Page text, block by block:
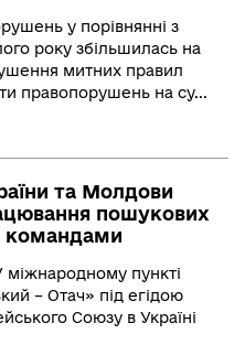
у порівнянні з
року збільшилась на
митних правил
правопорушень на су...
та Молдови
пошукових
командами
пункті
– Отач» під егідою
Союзу в Україні